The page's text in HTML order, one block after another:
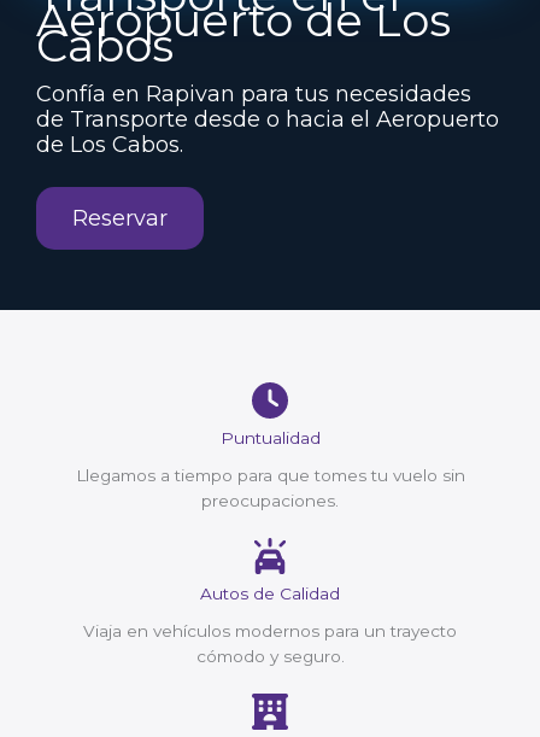
Aeropuerto de Los
Cabos
Confía en Rapivan para tus necesidades
de Transporte desde o hacia el Aeropuerto
de Los Cabos.
Reservar
Puntualidad
Llegamos a tiempo para que tomes tu vuelo sin
preocupaciones.
Autos de Calidad
Viaja en vehículos modernos para un trayecto
cómodo y seguro.